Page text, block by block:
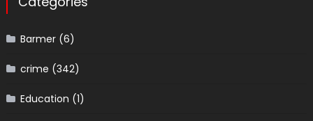
Barmer(6)
crime (342)
Education (1)